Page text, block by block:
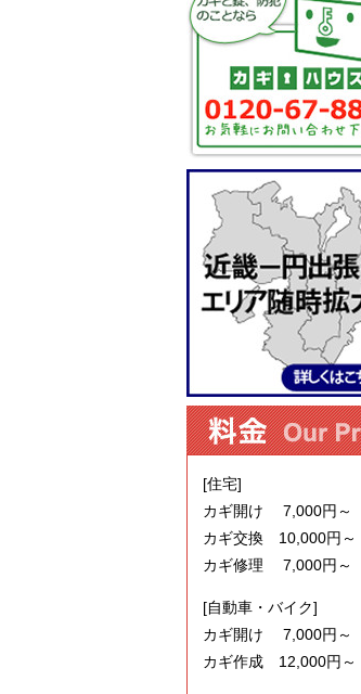
[住宅]
カギ開け 7,000円～
カギ交換 10,000円～
カギ修理 7,000円～
[自動車・バイク]
カギ開け 7,000円～
カギ作成 12,000円～